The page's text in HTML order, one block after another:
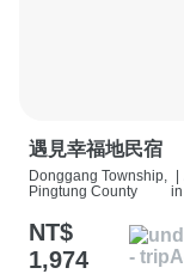
遇見幸福地民宿
Donggang Township,
Pingtung County
|
NT$
1,974